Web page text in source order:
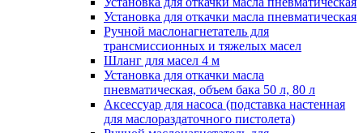
Установка для откачки масла пневматическая
Ручной маслонагнетатель для
трансмиссионных и тяжелых масел
Шланг для масел 4 м
Установка для откачки масла
пневматическая, объем бака 50 л, 80 л
Аксессуар для насоса (подставка настенная
для маслораздаточного пистолета)